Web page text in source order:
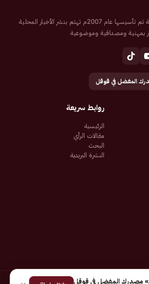
صحيفة إلكترونية سعودية تم تأسيسها عام 2007م تهتم بنشر الأخبار المحلية
بمهنية ومصداقية وموضوعية
المفضل في قوقل
روابط سريعة
الرئيسية
مقالات الرأي
البحث
النشرة البريدية
مصدرك المفضل في قوقل